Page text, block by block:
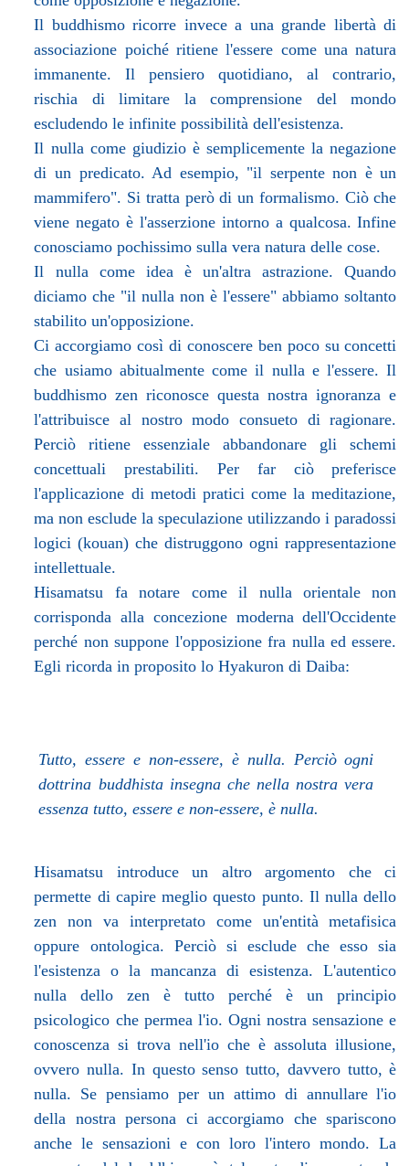
Il buddhismo ricorre invece a una grande libertà di
associazione poiché ritiene l'essere come una natura
immanente. Il pensiero quotidiano, al contrario,
rischia di limitare la comprensione del mondo
escludendo le infinite possibilità dell'esistenza.
Il nulla come giudizio è semplicemente la negazione
di un predicato. Ad esempio, "il serpente non è un
mammifero". Si tratta però di un formalismo. Ciò che
viene negato è l'asserzione intorno a qualcosa. Infine
conosciamo pochissimo sulla vera natura delle cose.
Il nulla come idea è un'altra astrazione. Quando
diciamo che "il nulla non è l'essere" abbiamo soltanto
stabilito un'opposizione.
Ci accorgiamo così di conoscere ben poco su concetti
che usiamo abitualmente come il nulla e l'essere. Il
buddhismo zen riconosce questa nostra ignoranza e
l'attribuisce al nostro modo consueto di ragionare.
Perciò ritiene essenziale abbandonare gli schemi
concettuali prestabiliti. Per far ciò preferisce
l'applicazione di metodi pratici come la meditazione,
ma non esclude la speculazione utilizzando i paradossi
logici (kouan) che distruggono ogni rappresentazione
intellettuale.
Hisamatsu fa notare come il nulla orientale non
corrisponda alla concezione moderna dell'Occidente
perché non suppone l'opposizione fra nulla ed essere.
Egli ricorda in proposito lo Hyakuron di Daiba:
Tutto, essere e non-essere, è nulla. Perciò ogni
dottrina buddhista insegna che nella nostra vera
essenza tutto, essere e non-essere, è nulla.
Hisamatsu introduce un altro argomento che ci
permette di capire meglio questo punto. Il nulla dello
zen non va interpretato come un'entità metafisica
oppure ontologica. Perciò si esclude che esso sia
l'esistenza o la mancanza di esistenza. L'autentico
nulla dello zen è tutto perché è un principio
psicologico che permea l'io. Ogni nostra sensazione e
conoscenza si trova nell'io che è assoluta illusione,
ovvero nulla. In questo senso tutto, davvero tutto, è
nulla. Se pensiamo per un attimo di annullare l'io
della nostra persona ci accorgiamo che spariscono
anche le sensazioni e con loro l'intero mondo. La